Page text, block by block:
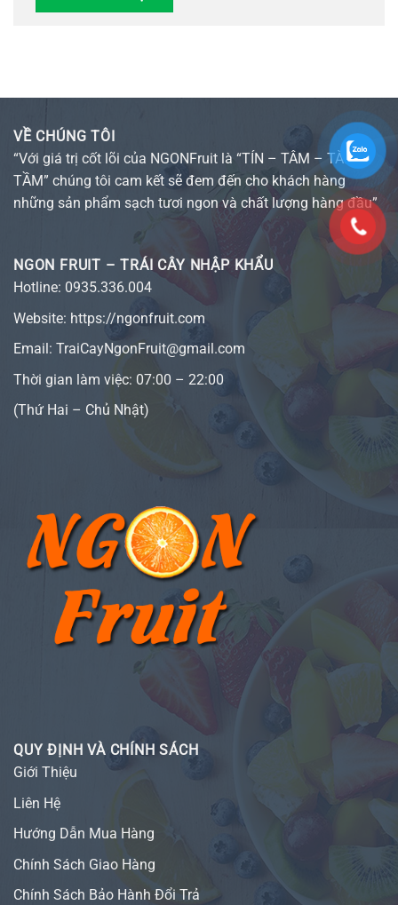
VỀ CHÚNG TÔI
“Với giá trị cốt lõi của NGONFruit là “TÍN – TÂM – TÀI –
TẦM” chúng tôi cam kết sẽ đem đến cho khách hàng
những sản phẩm sạch tươi ngon và chất lượng hàng đầu”
NGON FRUIT – TRÁI CÂY NHẬP KHẨU
Hotline: 0935.336.004
Website: https://ngonfruit.com
Email: TraiCayNgonFruit@gmail.com
Thời gian làm việc: 07:00 – 22:00
(Thứ Hai – Chủ Nhật)
QUY ĐỊNH VÀ CHÍNH SÁCH
Giới Thiệu
Liên Hệ
Hướng Dẫn Mua Hàng
Chính Sách Giao Hàng
Chính Sách Bảo Hành Đổi Trả